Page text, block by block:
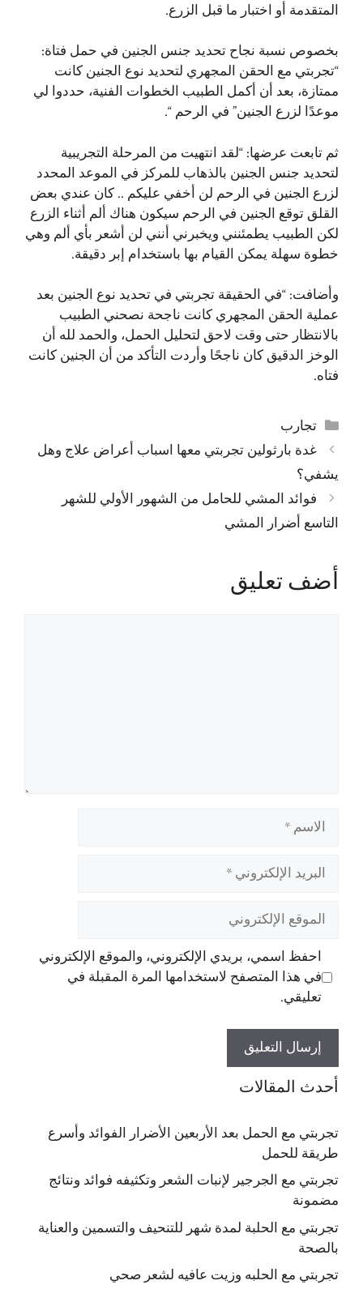
المتقدمة أو اختبار ما قبل الزرع.
بخصوص نسبة نجاح تحديد جنس الجنين في حمل فتاة:
“تجربتي مع الحقن المجهري لتحديد نوع الجنين كانت
ممتازة، بعد أن أكمل الطبيب الخطوات الفنية، حددوا لي
موعدًا لزرع الجنين” في الرحم “.
ثم تابعت عرضها: “لقد انتهيت من المرحلة التجريبية
لتحديد جنس الجنين بالذهاب للمركز في الموعد المحدد
لزرع الجنين في الرحم لن أخفي عليكم .. كان عندي بعض
القلق توقع الجنين في الرحم سيكون هناك ألم أثناء الزرع
لكن الطبيب يطمئنني ويخبرني أنني لن أشعر بأي ألم وهي
خطوة سهلة يمكن القيام بها باستخدام إبر دقيقة.
وأضافت: “في الحقيقة تجربتي في تحديد نوع الجنين بعد
عملية الحقن المجهري كانت ناجحة نصحني الطبيب
بالانتظار حتى وقت لاحق لتحليل الحمل، والحمد لله أن
الوخز الدقيق كان ناجحًا وأردت التأكد من أن الجنين كانت
فتاه.
التصنيفات
تجارب
غدة بارثولين تجربتي معها اسباب أعراض علاج وهل
يشفي؟
فوائد المشي للحامل من الشهور الأولي للشهر
التاسع أضرار المشي
أضف تعليق
الاسم
البريد
الإلكتروني
الموقع
الإلكتروني
احفظ اسمي، بريدي الإلكتروني، والموقع الإلكتروني
في هذا المتصفح لاستخدامها المرة المقبلة في
تعليقي.
أحدث المقالات
تجربتي مع الحمل بعد الأربعين الأضرار الفوائد وأسرع
طريقة للحمل
تجربتي مع الجرجير لإنبات الشعر وتكثيفه فوائد ونتائج
مضمونة
تجربتي مع الحلبة لمدة شهر للتنحيف والتسمين والعناية
بالصحة
تجربتي مع الحلبه وزيت عافيه لشعر صحي